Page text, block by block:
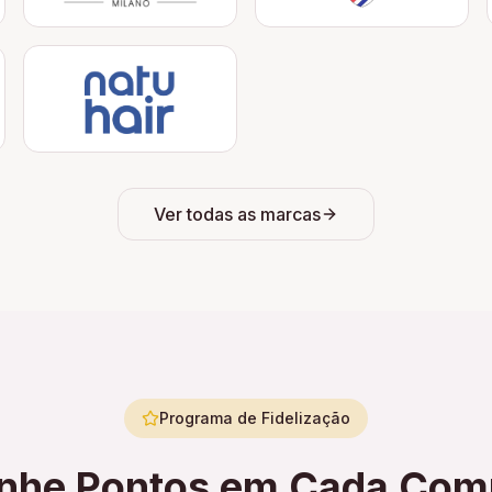
Ver todas as marcas
Programa de Fidelização